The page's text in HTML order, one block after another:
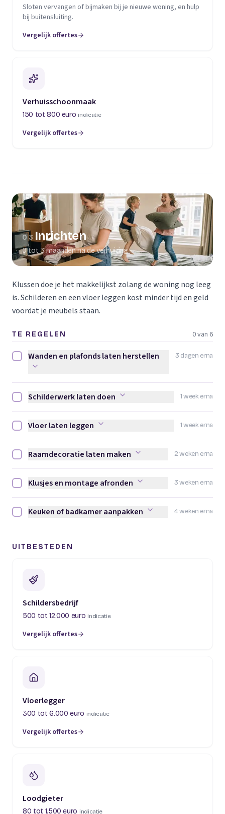
Sloten vervangen of bijmaken bij je nieuwe woning, en hulp
bij buitensluiting.
Vergelijk offertes
(opent in een nieuw tabblad)
Verhuisschoonmaak
150 tot 800 euro indicatie
Vergelijk offertes
(opent in een nieuw tabblad)
03 Inrichten
0 tot 3 maanden na de verhuizing
Klussen doe je het makkelijkst zolang de woning nog leeg
is. Schilderen en een vloer leggen kost minder tijd en geld
voordat je meubels staan.
TE REGELEN 0 van 6
3 dagen erna
Wanden en plafonds laten herstellen afvinken
Wanden en plafonds laten herstellen
1 week erna
Schilderwerk laten doen afvinken
Schilderwerk laten doen
1 week erna
Vloer laten leggen afvinken
Vloer laten leggen
2 weken erna
Raamdecoratie laten maken afvinken
Raamdecoratie laten maken
3 weken erna
Klusjes en montage afronden afvinken
Klusjes en montage afronden
4 weken erna
Keuken of badkamer aanpakken afvinken
Keuken of badkamer aanpakken
UITBESTEDEN
Schildersbedrijf
500 tot 12.000 euro indicatie
Vergelijk offertes
(opent in een nieuw tabblad)
Vloerlegger
300 tot 6.000 euro indicatie
Vergelijk offertes
(opent in een nieuw tabblad)
Loodgieter
80 tot 1.500 euro indicatie